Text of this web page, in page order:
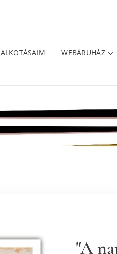
ALKOTÁSAIM WEBÁRUHÁZ
"A